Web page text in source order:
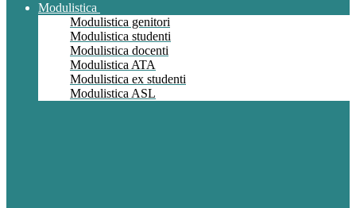
Modulistica
Modulistica genitori
Modulistica studenti
Modulistica docenti
Modulistica ATA
Modulistica ex studenti
Modulistica ASL